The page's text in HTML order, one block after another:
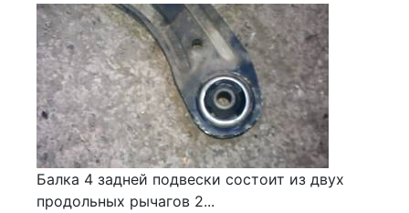
Балка 4 задней подвески состоит из двух
продольных рычагов 2...